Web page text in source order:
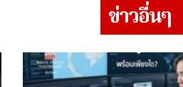
ข่าวอื่นๆ